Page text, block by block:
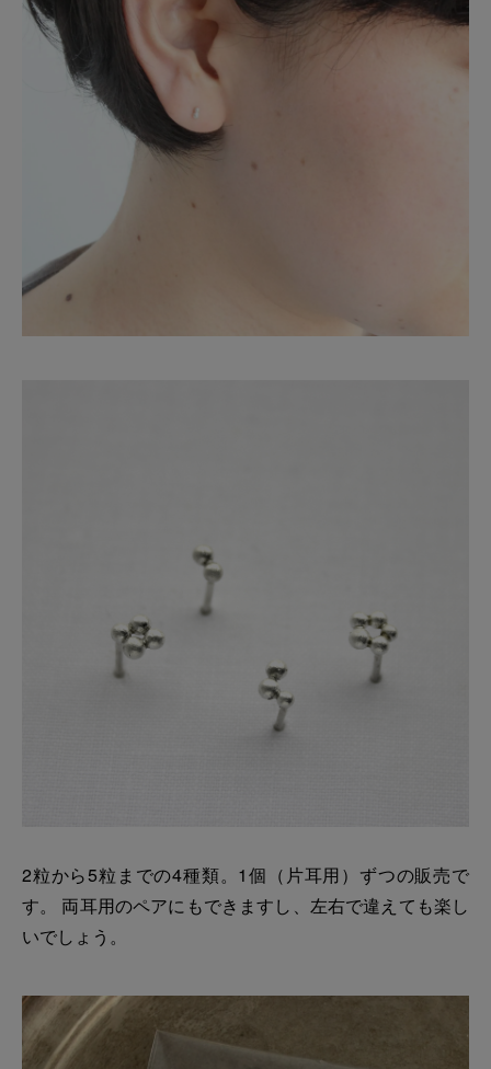
2粒から5粒までの4種類。1個（片耳用）ずつの販売で
す。 両耳用のペアにもできますし、左右で違えても楽し
いでしょう。